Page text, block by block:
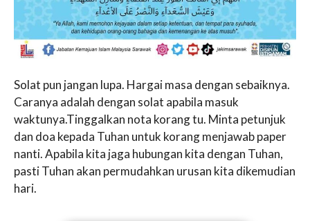
Solat pun jangan lupa. Hargai masa dengan sebaiknya.
Caranya adalah dengan solat apabila masuk
waktunya.Tinggalkan nota korang tu. Minta petunjuk
dan doa kepada Tuhan untuk korang menjawab paper
nanti. Apabila kita jaga hubungan kita dengan Tuhan,
pasti Tuhan akan permudahkan urusan kita dikemudian
hari.